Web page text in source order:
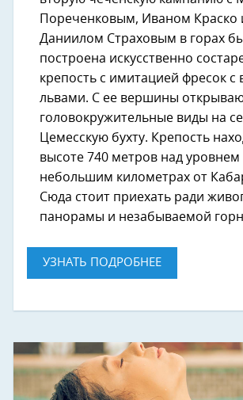
Пореченковым, Иваном Краско
Даниилом Страховым в горах
построена искусственно
крепость с имитацией фресок с
львами. С ее вершины
головокружительные виды на
Цемесскую бухту. Крепость
высоте 740 метров над уровнем
небольшим километрах от
Сюда стоит приехать ради
панорамы и незабываемой
УЗНАТЬ ПОДРОБНЕЕ